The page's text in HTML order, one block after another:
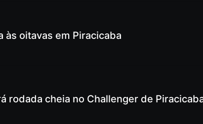
oitavas em Piracicaba
rodada cheia no Challenger de